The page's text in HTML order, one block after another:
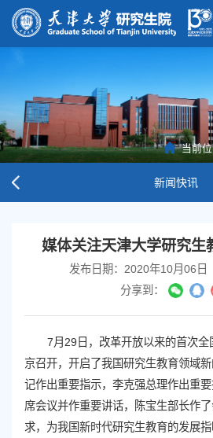
当前
新闻快讯
媒体关注天津大学研究生
发布日期：2020年10月06日
分享到：
7月29日，改革开放以来的首次全
京召开，开启了我国研究生教育领域
记作出重要指示，李克强总理作出重
席会议并作重要讲话，陈宝生部长作
求，为我国新时代研究生教育的发展